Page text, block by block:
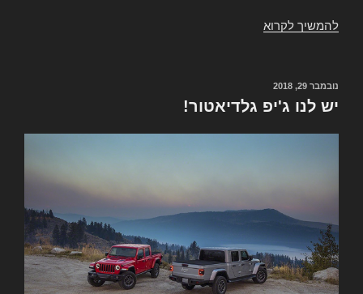
להמשיך לקרוא
של
פורסם
ב
נובמבר 29, 2018
יש לנו ג'יפ גלדיאטור!